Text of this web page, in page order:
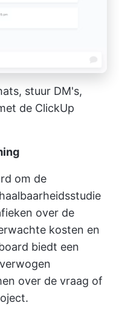
stuur DM's,
de ClickUp
om de
over de
kosten en
biedt een
over de vraag of